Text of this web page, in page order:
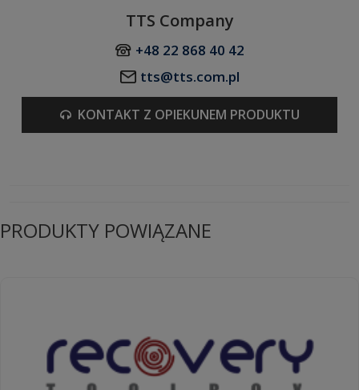
TTS Company
+48 22 868 40 42
tts@tts.com.pl
KONTAKT Z OPIEKUNEM PRODUKTU
PRODUKTY POWIĄZANE